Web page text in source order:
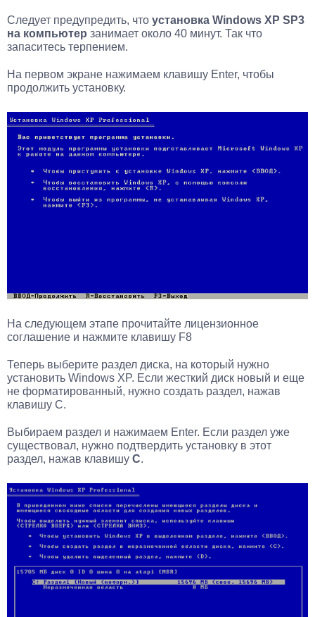
Следует предупредить, что установка Windows XP SP3
на компьютер занимает около 40 минут. Так что
запаситесь терпением.
На первом экране нажимаем клавишу Enter, чтобы
продолжить установку.
На следующем этапе прочитайте лицензионное
соглашение и нажмите клавишу F8
Теперь выберите раздел диска, на который нужно
установить Windows XP. Если жесткий диск новый и еще
не форматированный, нужно создать раздел, нажав
клавишу C.
Выбираем раздел и нажимаем Enter. Если раздел уже
существовал, нужно подтвердить установку в этот
раздел, нажав клавишу С.